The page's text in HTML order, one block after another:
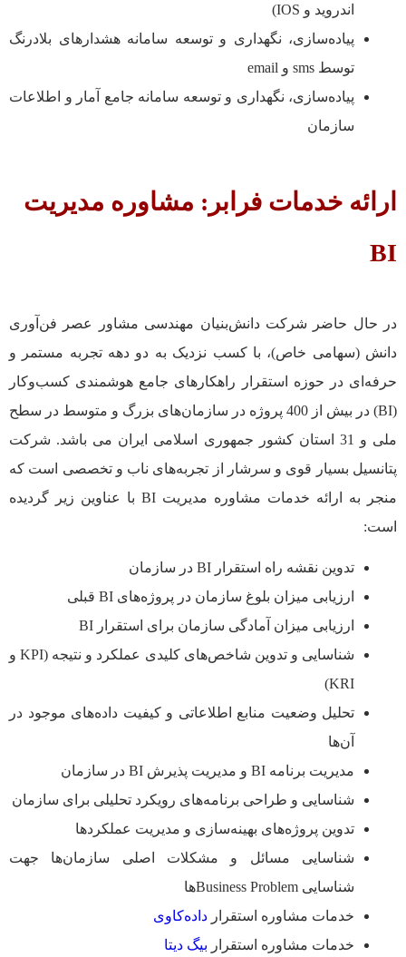
اندروید و IOS)
پیاده‌سازی، نگهداری و توسعه سامانه هشدارهای بلادرنگ
توسط sms و email
پیاده‌سازی، نگهداری و توسعه سامانه جامع آمار و اطلاعات
سازمان
ارائه خدمات فرابر: مشاوره مدیریت
BI
در حال حاضر شرکت دانش‌بنیان مهندسی مشاور عصر فن‌آوری
دانش (سهامی خاص)، با کسب نزدیک به دو دهه تجربه مستمر و
حرفه‌ای در حوزه استقرار راهکارهای جامع هوشمندی کسب‌وکار
(BI) در بیش از 400 پروژه در سازمان‌های بزرگ و متوسط در سطح
ملی و 31 استان کشور جمهوری اسلامی ایران می باشد. شرکت
پتانسیل بسیار قوی و سرشار از تجربه‌های ناب و تخصصی است که
منجر به ارائه خدمات مشاوره مدیریت BI با عناوین زیر گردیده
است:
تدوین نقشه راه استقرار BI در سازمان
ارزیابی میزان بلوغ سازمان در پروژه‌های BI قبلی
ارزیابی میزان آمادگی سازمان برای استقرار BI
شناسایی و تدوین شاخص‌های کلیدی عملکرد و نتیجه (KPI و
KRI)
تحلیل وضعیت منابع اطلاعاتی و کیفیت داده‌های موجود در
آن‌ها
مدیریت برنامه BI و مدیریت پذیرش BI در سازمان
شناسایی و طراحی برنامه‌های رویکرد تحلیلی برای سازمان
تدوین پروژه‌های بهینه‌سازی و مدیریت عملکردها
شناسایی مسائل و مشکلات اصلی سازمان‌ها جهت
شناسایی Business Problemها
خدمات مشاوره استقرار داده‌کاوی
خدمات مشاوره استقرار بیگ دیتا